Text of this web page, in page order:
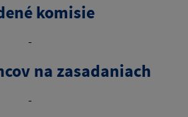
komisie
-
na zasadaniach
-